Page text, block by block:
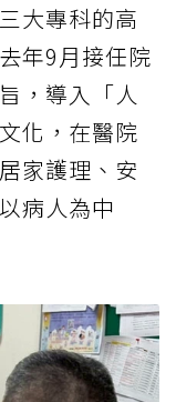
大專科的高
年9月接任院
，導入「人
化，在醫院
家護理、安
病人為中